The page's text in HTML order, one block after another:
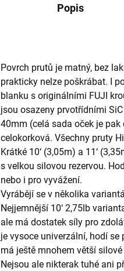
Popis
Povrch prutů je matný, bez
prakticky nelze poškrábat. I
blanku s originálními FUJI
jsou osazeny prvotřídními
40mm (celá sada oček je
celokorková. Všechny pruty
Krátké 10‘ (3,05m) a 11‘
s velkou silovou rezervou.
nebo i pro vyvážení.
Vyrábějí se v několika
Nejjemnější 10‘ 2,75lb
ale má dostatek síly pro
je vysoce univerzální, hodí
má ještě mnohem větší
Nejsou ale nikterak tuhé ani